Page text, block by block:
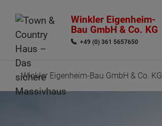
Winkler Eigenheim-
Bau GmbH & Co. KG
+49 (0) 361 5657650
Winkler Eigenheim-Bau GmbH & Co. KG